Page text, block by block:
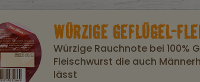
WÜRZIGE GEFLÜGEL-
Würzige Rauchnote bei 100%
Fleischwurst die auch
lässt